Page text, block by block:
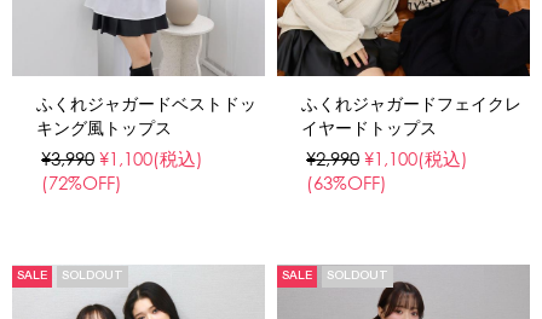
ふくれジャガードベストドッ
キング風トップス
¥3,990 ¥1,100(税込)
(72%OFF)
ふくれジャガードフェイクレ
イヤードトップス
¥2,990 ¥1,100(税込)
(63%OFF)
SALE SOLDOUT SALE SOLDOUT